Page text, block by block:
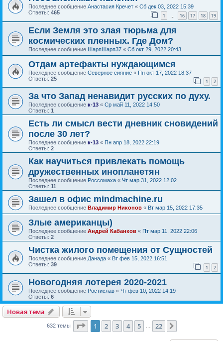
Последнее сообщение Анастасия Кречет « Сб дек 03, 2022 15:39
Ответы: 465 1 … 16 17 18 19
Если Земля это злая тюрьма для
космических пленных. Где Дом?
Последнее сообщение ШарпШарп37 « Сб окт 29, 2022 20:43
Отдам артефакты нуждающимся
Последнее сообщение Северное сияние « Пн окт 17, 2022 18:37
Ответы: 25 1 2
За что Запад ненавидит русских по духу.
Последнее сообщение к-13 « Ср май 11, 2022 14:50
Ответы: 1
Есть ли смысл вести дневник сновидений
после 30 лет?
Последнее сообщение к-13 « Пн апр 18, 2022 22:19
Ответы: 2
Как научиться привлекать помощь
дружественных инопланетян
Последнее сообщение Россомаха « Чт мар 31, 2022 12:02
Ответы: 11
Зашел в офис mindmachine.ru
Последнее сообщение Владимир Никонов « Вт мар 15, 2022 17:35
Злые американцы)
Последнее сообщение Андрей Кабанков « Пт мар 11, 2022 22:06
Ответы: 2
Чистка жилого помещения от Сущностей
Последнее сообщение Данада « Вт фев 15, 2022 16:51
Ответы: 39 1 2
Новогодняя лотерея 2020-2021
Последнее сообщение Ростислав « Чт фев 10, 2022 14:19
Ответы: 6
Новая тема
632 темы Страница из 22
1 2 3 4 5 22